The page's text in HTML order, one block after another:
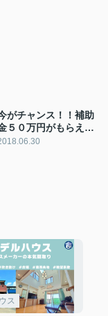
がチャンス！！補助
５０万円がもらえる
も！？
ス